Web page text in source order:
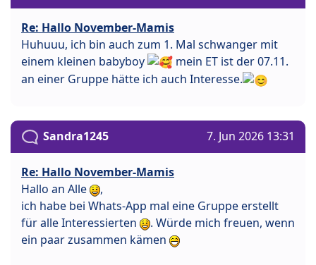
Re: Hallo November-Mamis
Huhuuu, ich bin auch zum 1. Mal schwanger mit
einem kleinen babyboy
mein ET ist der 07.11.
an einer Gruppe hätte ich auch Interesse.
Sandra1245 7. Jun 2026 13:31
Re: Hallo November-Mamis
Hallo an Alle
,
ich habe bei Whats-App mal eine Gruppe erstellt
für alle Interessierten
. Würde mich freuen, wenn
ein paar zusammen kämen